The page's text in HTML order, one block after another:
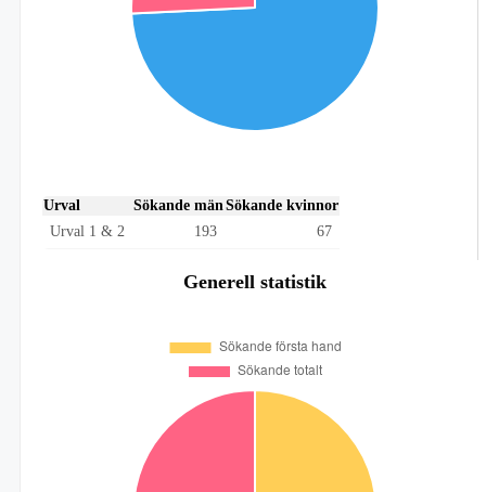
Urval Sökande mänSökande kvinnor
Urval 1 & 2
193 67
Generell statistik